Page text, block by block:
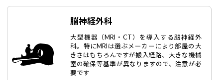
脳神経外科
大型機器（MRI・CT）を導入する脳神経外
科。特にMRIは選ぶメーカーにより部屋の大
きさはもちろんですが搬入経路、大きな機械
室の確保等基準が異なりますので、注意が必
要です